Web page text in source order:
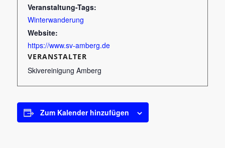
Veranstaltung-Tags:
Winterwanderung
Website:
https://www.sv-amberg.de
VERANSTALTER
Skivereinigung Amberg
Zum Kalender hinzufügen